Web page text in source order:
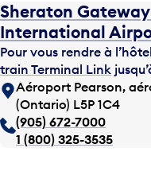
Sheraton
International
Pour vous rendre à
train Terminal Link
Aéroport Pearson,
(Ontario) L5P 1C4
(905) 672-7000
1 (800) 325-3535